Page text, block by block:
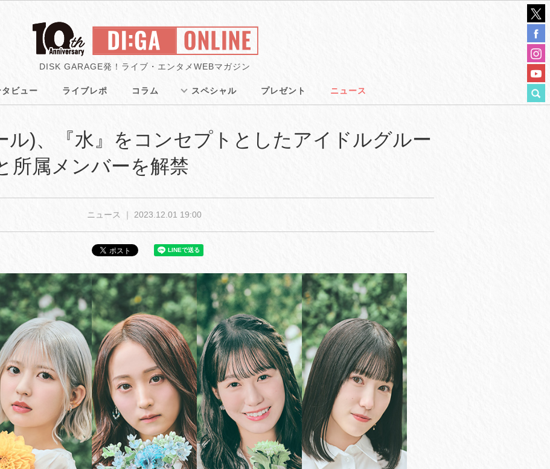
DISK GARAGE発！ライブ・エンタメWEBマガジン
タビュー ライブレポ コラム スペシャル プレゼント ニュース
ル)、『水』をコンセプトとしたアイドルグルー
所属メンバーを解禁
ニュース ｜ 2023.12.01 19:00